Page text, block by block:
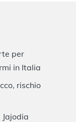
per
in Italia
rischio